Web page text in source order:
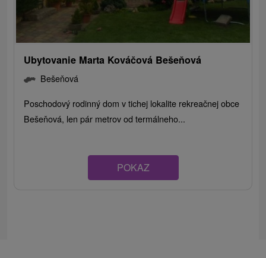
Ubytovanie Marta Kováčová Bešeňová
Bešeňová
Poschodový rodinný dom v tichej lokalite rekreačnej obce
Bešeňová, len pár metrov od termálneho...
POKAZ